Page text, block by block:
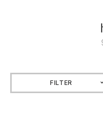
FILTER